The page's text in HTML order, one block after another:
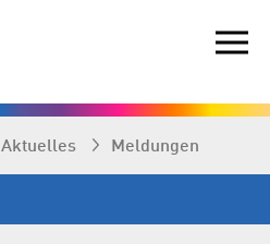
Aktuelles Meldungen